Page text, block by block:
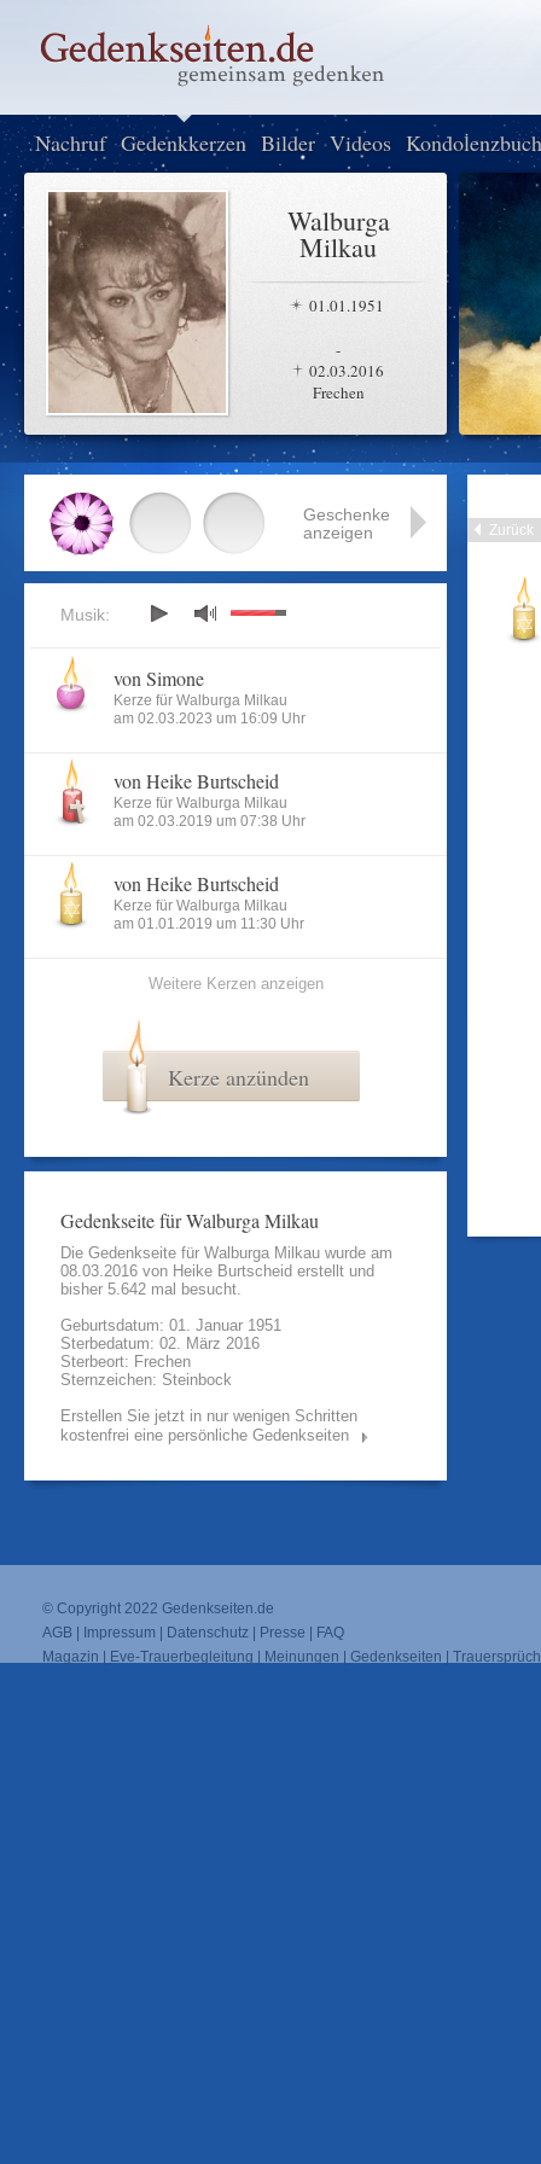
Nachruf Gedenkkerzen Bilder Videos Kondolenzbuch
Walburga
Milkau
01.01.1951
-
02.03.2016
Frechen
Zurück
Geschenke
anzeigen
Musik:
von Simone
Kerze für Walburga Milkau
am 02.03.2023 um 16:09 Uhr
von Heike Burtscheid
Kerze für Walburga Milkau
am 02.03.2019 um 07:38 Uhr
von Heike Burtscheid
Kerze für Walburga Milkau
am 01.01.2019 um 11:30 Uhr
Weitere Kerzen anzeigen
Kerze anzünden
Gedenkseite für Walburga Milkau
Die Gedenkseite für Walburga Milkau wurde am
08.03.2016 von Heike Burtscheid erstellt und
bisher 5.642 mal besucht.
Geburtsdatum: 01. Januar 1951
Sterbedatum: 02. März 2016
Sterbeort: Frechen
Sternzeichen: Steinbock
Erstellen Sie jetzt in nur wenigen Schritten
kostenfrei eine persönliche Gedenkseiten
© Copyright 2022 Gedenkseiten.de
AGB
Impressum Datenschutz Presse
FAQ
Magazin
Eve-Trauerbegleitung Meinungen Gedenkseiten